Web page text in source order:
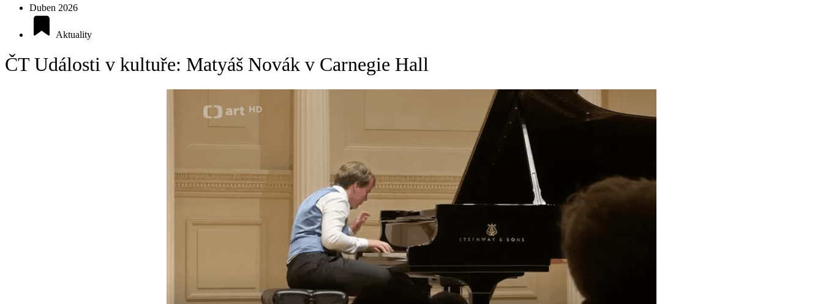
Duben 2026
Aktuality
ČT Události v kultuře: Matyáš Novák v Carnegie Hall